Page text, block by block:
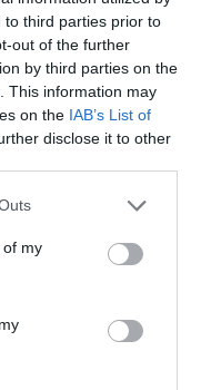
to third parties prior to
out of the further
by third parties on the
This information may
on the IAB’s List of
disclose it to other
of my
!
à son
!